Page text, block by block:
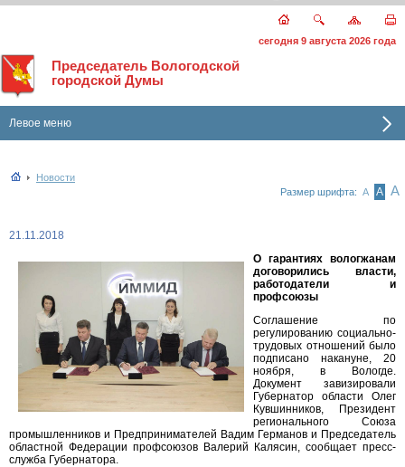
сегодня 9 августа 2026 года
Председатель Вологодской
городской Думы
Левое меню
Новости
Размер шрифта: А А А
21.11.2018
О гарантиях вологжанам
договорились власти,
работодатели и
профсоюзы
Соглашение по
регулированию социально-
трудовых отношений было
подписано накануне, 20
ноября, в Вологде.
Документ завизировали
Губернатор области Олег
Кувшинников, Президент
регионального Союза
промышленников и Предпринимателей Вадим Германов и Председатель
областной Федерации профсоюзов Валерий Калясин, сообщает пресс-
служба Губернатора.